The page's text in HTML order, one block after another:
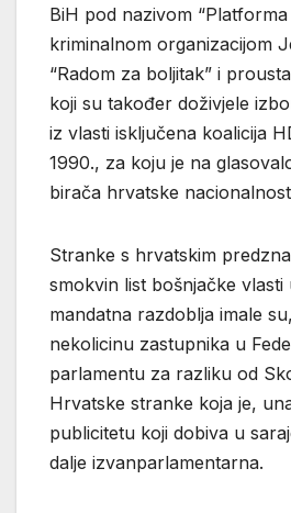
BiH pod nazivom
kriminalnom organizacijom
“Radom za boljitak” i
koji su također doživjele
iz vlasti isključena koalicija
1990., za koju je na
birača hrvatske
Stranke s hrvatskim
smokvin list bošnjačke vlasti
mandatna razdoblja imale
nekolicinu zastupnika u
parlamentu za razliku od
Hrvatske stranke koja je,
publicitetu koji dobiva u
dalje izvanparlamentarna.